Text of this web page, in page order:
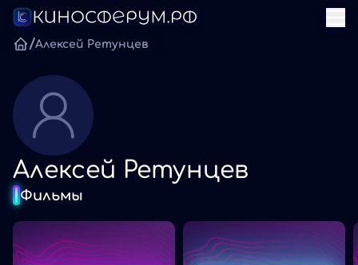
/Алексей Ретунцев
Алексей Ретунцев
Фильмы